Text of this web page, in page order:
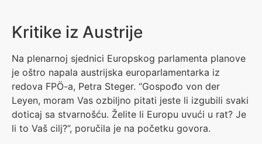
Kritike iz Austrije
Na plenarnoj sjednici Europskog parlamenta planove
je oštro napala austrijska europarlamentarka iz
redova FPÖ-a, Petra Steger. “Gospođo von der
Leyen, moram Vas ozbiljno pitati jeste li izgubili svaki
doticaj sa stvarnošću. Želite li Europu uvući u rat? Je
li to Vaš cilj?”, poručila je na početku govora.